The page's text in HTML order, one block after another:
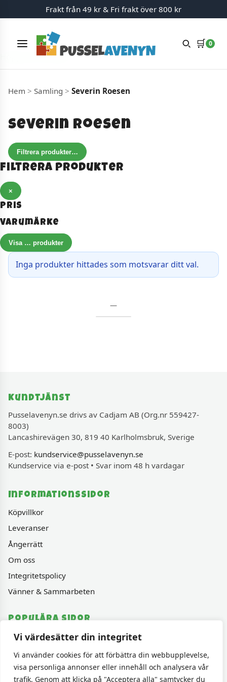
Vi värdesätter din integritet
Vi använder cookies för att förbättra din webbupplevelse,
visa personliga annonser eller innehåll och analysera vår
trafik. Genom att klicka på "Acceptera alla" samtycker du
Hoppa till innehåll
Frakt från 49 kr & Fri frakt över 800 kr
Meny 🛒 0
Hem > Samling > Severin Roesen
Severin Roesen
Filtrera produkter…
Filtrera produkter
×
Pris
Varumärke
Visa … produkter
Inga produkter hittades som motsvarar ditt val.
—
Kundtjänst
Pusselavenyn.se drivs av Cadjam AB (Org.nr 559427-
8003)
Lancashirevägen 30, 819 40 Karlholmsbruk, Sverige
E-post: kundservice@pusselavenyn.se
Kundservice via e-post • Svar inom 48 h vardagar
Informationssidor
Köpvillkor
Leveranser
Ångerrätt
Om oss
Integritetspolicy
Vänner & Sammarbeten
Populära sidor
Varumärken
Fyndhörnan
1000 bitars pussel